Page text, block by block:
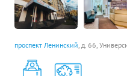
проспект Ленинский, д. 66,